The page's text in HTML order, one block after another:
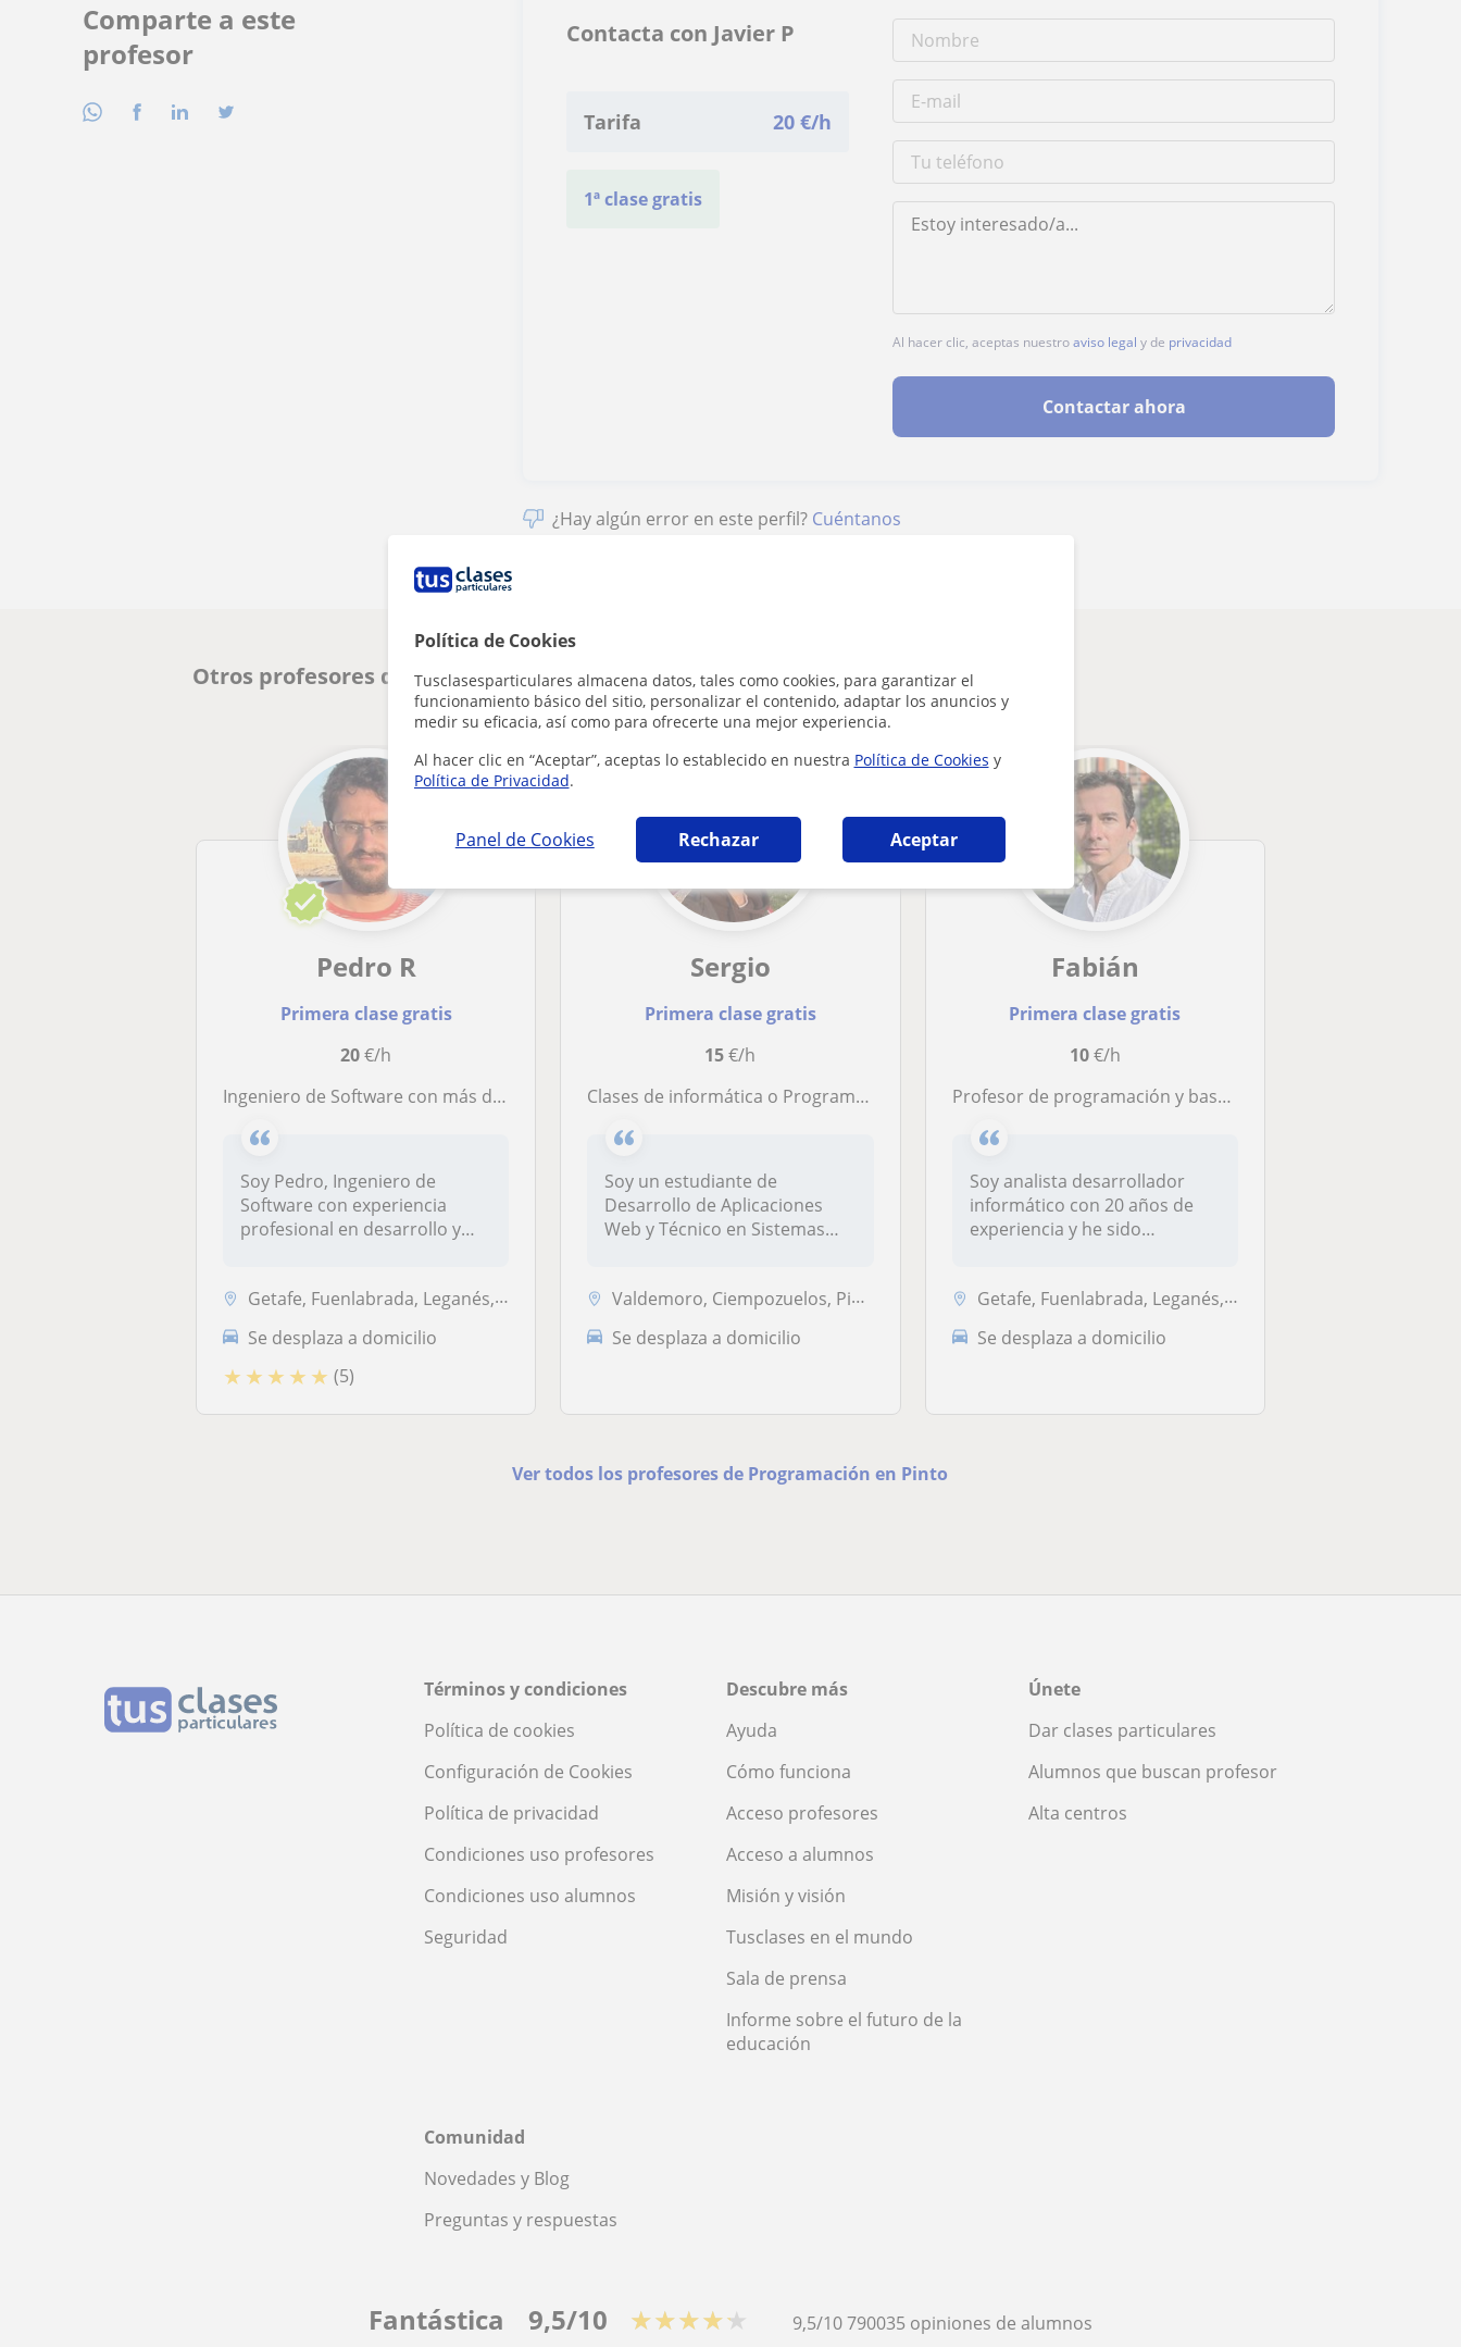
Política de Cookies
Tusclasesparticulares almacena datos, tales como cookies, para garantizar el
funcionamiento básico del sitio, personalizar el contenido, adaptar los anuncios y
medir su eficacia, así como para ofrecerte una mejor experiencia.
Al hacer clic en “Aceptar”, aceptas lo establecido en nuestra Política de Cookies y
Política de Privacidad.
Panel de Cookies Rechazar Aceptar
Comparte a este
profesor
Contacta con Javier P
Tarifa 20 €/h
1ª clase gratis
Al hacer clic, aceptas nuestroaviso legal y de privacidad
Contactar ahora
¿Hay algún error en este perfil? Cuéntanos
Otros profesores de Programación en Pinto que pueden interesarte
Pedro R
Primera clase gratis
20€/h
Ingeniero de Software con más de 5 años de experiencia en automatización de procesos y desarrollo full stack de aplicaciones web con Java, PHP y JavaScript da clases de programación a todos los niveles
Soy Pedro, Ingeniero de
Software con experiencia
profesional en desarrollo y
Getafe, Fuenlabrada, Leganés, Pinto, Alcorcón
Se desplaza a domicilio
★ ★ ★ ★ ★ (5)
Sergio
Primera clase gratis
15€/h
Clases de informática o Programación
Soy un estudiante de
Desarrollo de Aplicaciones
Web y Técnico en Sistemas
Valdemoro, Ciempozuelos, Pinto, San Martín de la Vega
Se desplaza a domicilio
Fabián
Primera clase gratis
10€/h
Profesor de programación y bases de datos
Soy analista desarrollador
informático con 20 años de
experiencia y he sido
Getafe, Fuenlabrada, Leganés, Pinto
Se desplaza a domicilio
Ver todos los profesores de Programación en Pinto
Términos y condiciones
Política de cookies
Configuración de Cookies
Política de privacidad
Condiciones uso profesores
Condiciones uso alumnos
Seguridad
Descubre más
Ayuda
Cómo funciona
Acceso profesores
Acceso a alumnos
Misión y visión
Tusclases en el mundo
Sala de prensa
Informe sobre el futuro de la
educación
Únete
Dar clases particulares
Alumnos que buscan profesor
Alta centros
Comunidad
Novedades y Blog
Preguntas y respuestas
Fantástica 9,5/10 ★★★★★ 9,5/10790035 opiniones de alumnos